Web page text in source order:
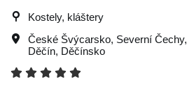
Kostely, kláštery
České Švýcarsko, Severní Čechy,
Děčín, Děčínsko